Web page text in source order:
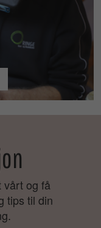
vårt og få
tips til din